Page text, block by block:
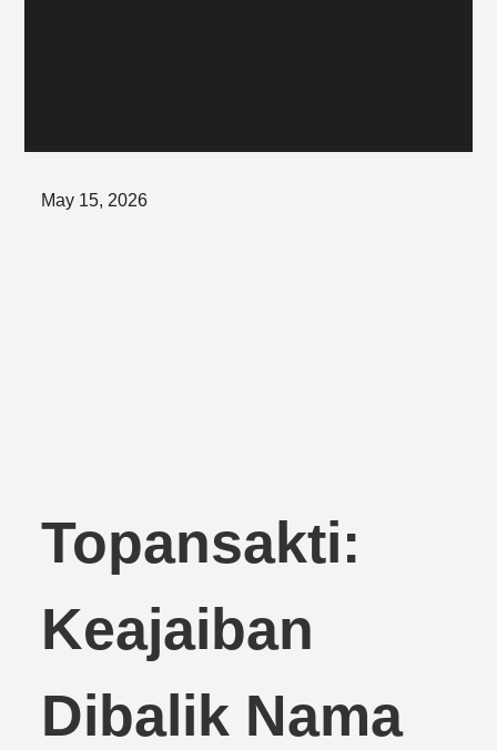
Posted
May 15, 2026
Topansakti:
Keajaiban
Dibalik Nama